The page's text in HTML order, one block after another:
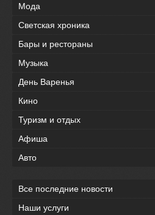
Мода
Светская хроника
Бары и рестораны
Музыка
День Варенья
Кино
Туризм и отдых
Афиша
Авто
Все последние новости
Наши услуги